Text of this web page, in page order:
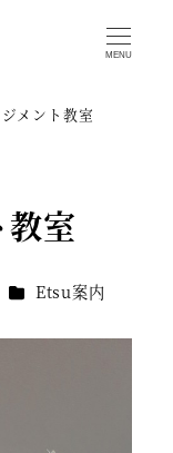
MENU
メント教室
教室
カテゴリー
Etsu案内